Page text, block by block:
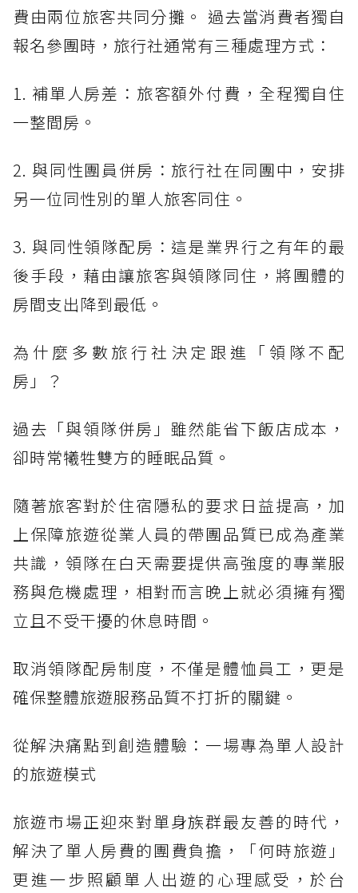
費由兩位旅客共同分攤。 過去當消費者獨自
報名參團時，旅行社通常有三種處理方式：
1. 補單人房差：旅客額外付費，全程獨自住
一整間房。
2. 與同性團員併房：旅行社在同團中，安排
另一位同性別的單人旅客同住。
3. 與同性領隊配房：這是業界行之有年的最
後手段，藉由讓旅客與領隊同住，將團體的
房間支出降到最低。
為什麼多數旅行社決定跟進「領隊不配
房」？
過去「與領隊併房」雖然能省下飯店成本，
卻時常犧牲雙方的睡眠品質。
隨著旅客對於住宿隱私的要求日益提高，加
上保障旅遊從業人員的帶團品質已成為產業
共識，領隊在白天需要提供高強度的專業服
務與危機處理，相對而言晚上就必須擁有獨
立且不受干擾的休息時間。
取消領隊配房制度，不僅是體恤員工，更是
確保整體旅遊服務品質不打折的關鍵。
從解決痛點到創造體驗：一場專為單人設計
的旅遊模式
旅遊市場正迎來對單身族群最友善的時代，
解決了單人房費的團費負擔，「何時旅遊」
更進一步照顧單人出遊的心理感受，於台